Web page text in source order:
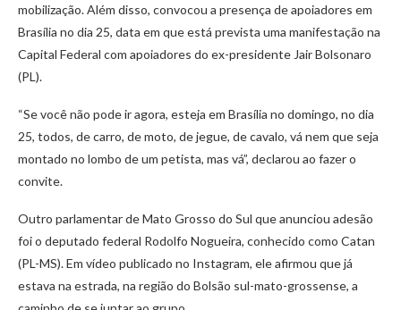
mobilização. Além disso, convocou a presença de apoiadores em
Brasília no dia 25, data em que está prevista uma manifestação na
Capital Federal com apoiadores do ex-presidente Jair Bolsonaro
(PL).
“Se você não pode ir agora, esteja em Brasília no domingo, no dia
25, todos, de carro, de moto, de jegue, de cavalo, vá nem que seja
montado no lombo de um petista, mas vá”, declarou ao fazer o
convite.
Outro parlamentar de Mato Grosso do Sul que anunciou adesão
foi o deputado federal Rodolfo Nogueira, conhecido como Catan
(PL-MS). Em vídeo publicado no Instagram, ele afirmou que já
estava na estrada, na região do Bolsão sul-mato-grossense, a